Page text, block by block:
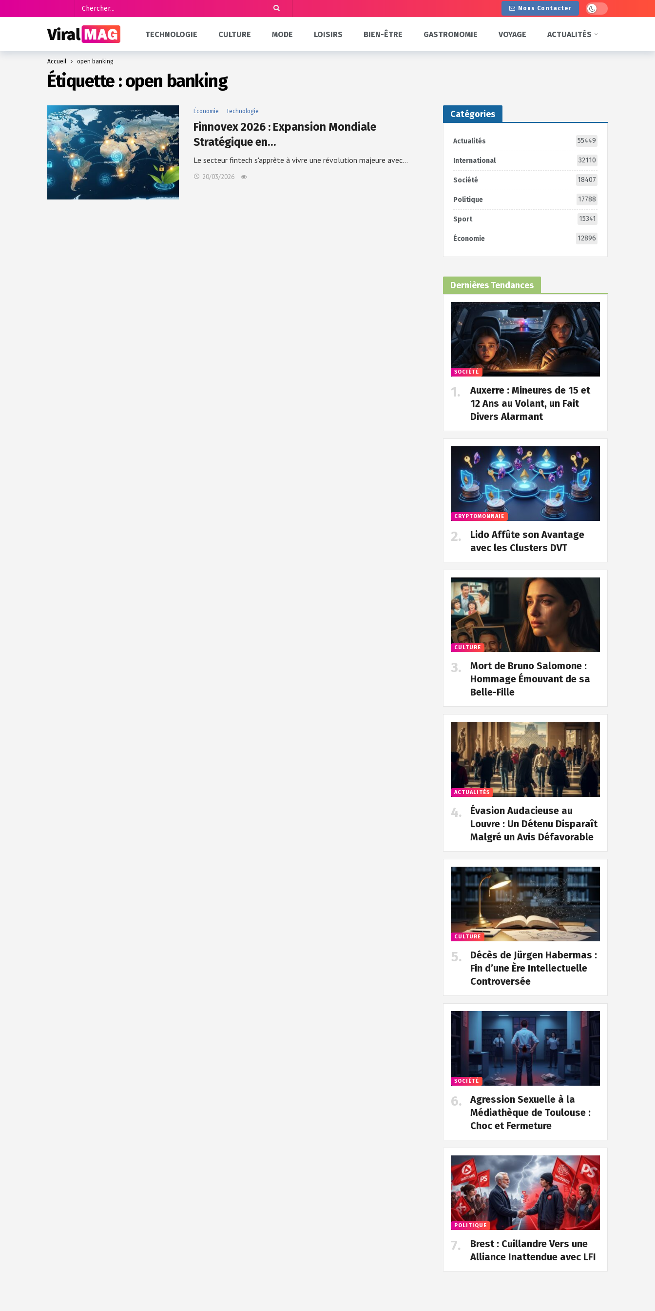
Nous Contacter Dark mode
TECHNOLOGIE CULTURE MODE LOISIRS BIEN-ÊTRE GASTRONOMIE VOYAGE ACTUALITÉS
Accueil open banking
Étiquette :open banking
Économie Technologie
Finnovex 2026 : Expansion Mondiale
Stratégique en…
Le secteur fintech s'apprête à vivre une révolution majeure avec…
20/03/2026
Catégories
Actualités 55449
International 32110
Société 18407
Politique 17788
Sport 15341
Économie 12896
Dernières Tendances
SOCIÉTÉ
Auxerre : Mineures de 15 et
12 Ans au Volant, un Fait
Divers Alarmant
CRYPTOMONNAIE
Lido Affûte son Avantage
avec les Clusters DVT
CULTURE
Mort de Bruno Salomone :
Hommage Émouvant de sa
Belle-Fille
ACTUALITÉS
Évasion Audacieuse au
Louvre : Un Détenu Disparaît
Malgré un Avis Défavorable
CULTURE
Décès de Jürgen Habermas :
Fin d’une Ère Intellectuelle
Controversée
SOCIÉTÉ
Agression Sexuelle à la
Médiathèque de Toulouse :
Choc et Fermeture
POLITIQUE
Brest : Cuillandre Vers une
Alliance Inattendue avec LFI